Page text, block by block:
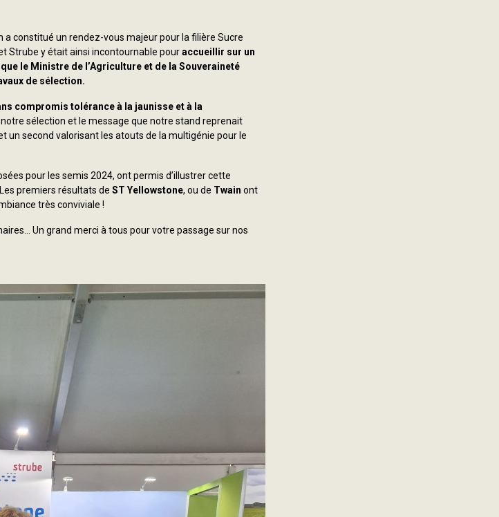
constitué un rendez-vous majeur pour la filière Sucre
Strube y était ainsi incontournable pouraccueillir sur un
le Ministre de l’Agriculture et de la Souveraineté
de sélection.
compromis tolérance à la jaunisse et à la
notre sélection et le message que notre stand reprenait
un second valorisant les atouts de la multigénie pour le
pour les semis 2024, ont permis d’illustrer cette
. Les premiers résultats de ST Yellowstone, ou de Twain ont
très conviviale !
Un grand merci à tous pour votre passage sur nos